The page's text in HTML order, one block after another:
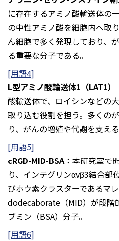
に存在するアミノ酸輸送体の
の中性アミノ酸を細胞内へ取
ん細胞で多く発現しており、
る重要な分子である。
[用語4]
L型アミノ酸輸送体1（LAT1）
酸輸送体で、ロイシンなどの
取り込む役割を担う。多くの
り、がんの増殖や代謝を支え
[用語5]
cRGD-MID-BSA ：本研究室で
り、インテグリンαvβ3結合部
びホウ素クラスターであるマ
dodecaborate（MID）が段階
ブミン（BSA）分子。
[用語6]